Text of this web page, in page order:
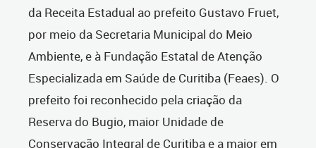
da Receita Estadual ao prefeito Gustavo Fruet,
por meio da Secretaria Municipal do Meio
Ambiente, e à Fundação Estatal de Atenção
Especializada em Saúde de Curitiba (Feaes). O
prefeito foi reconhecido pela criação da
Reserva do Bugio, maior Unidade de
Conservação Integral de Curitiba e a maior em